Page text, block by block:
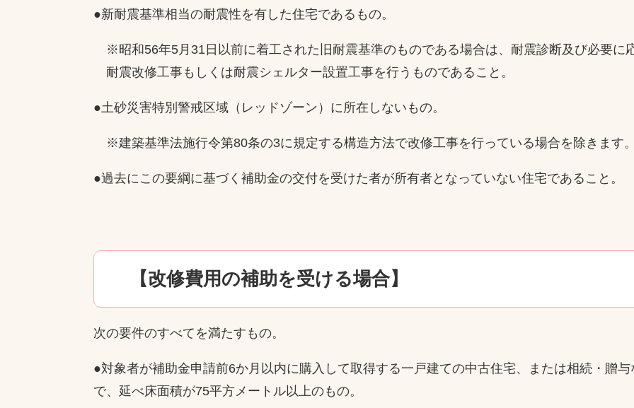
●新耐震基準相当の耐震性を有した住宅であるもの。
※昭和56年5月31日以前に着工された旧耐震基準のものである場合は、耐震診断及び必要に
耐震改修工事もしくは耐震シェルター設置工事を行うものであること。
●土砂災害特別警戒区域（レッドゾーン）に所在しないもの。
※建築基準法施行令第80条の3に規定する構造方法で改修工事を行っている場合を除きます。
●過去にこの要綱に基づく補助金の交付を受けた者が所有者となっていない住宅であること。
【改修費用の補助を受ける場合】
次の要件のすべてを満たすもの。
●対象者が補助金申請前6か月以内に購入して取得する一戸建ての中古住宅、または相続・贈
で、延べ床面積が75平方メートル以上のもの。